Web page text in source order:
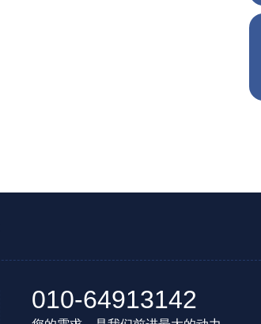
010-64913142